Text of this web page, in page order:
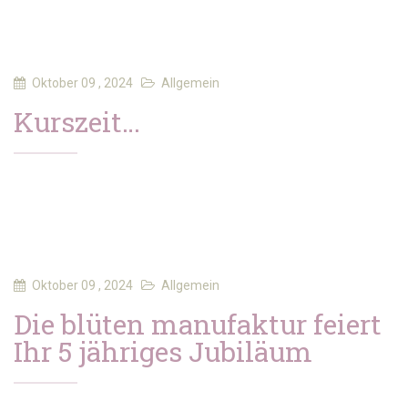
Oktober 09 , 2024 Allgemein
Kurszeit…
Oktober 09 , 2024 Allgemein
Die blüten manufaktur feiert
Ihr 5 jähriges Jubiläum